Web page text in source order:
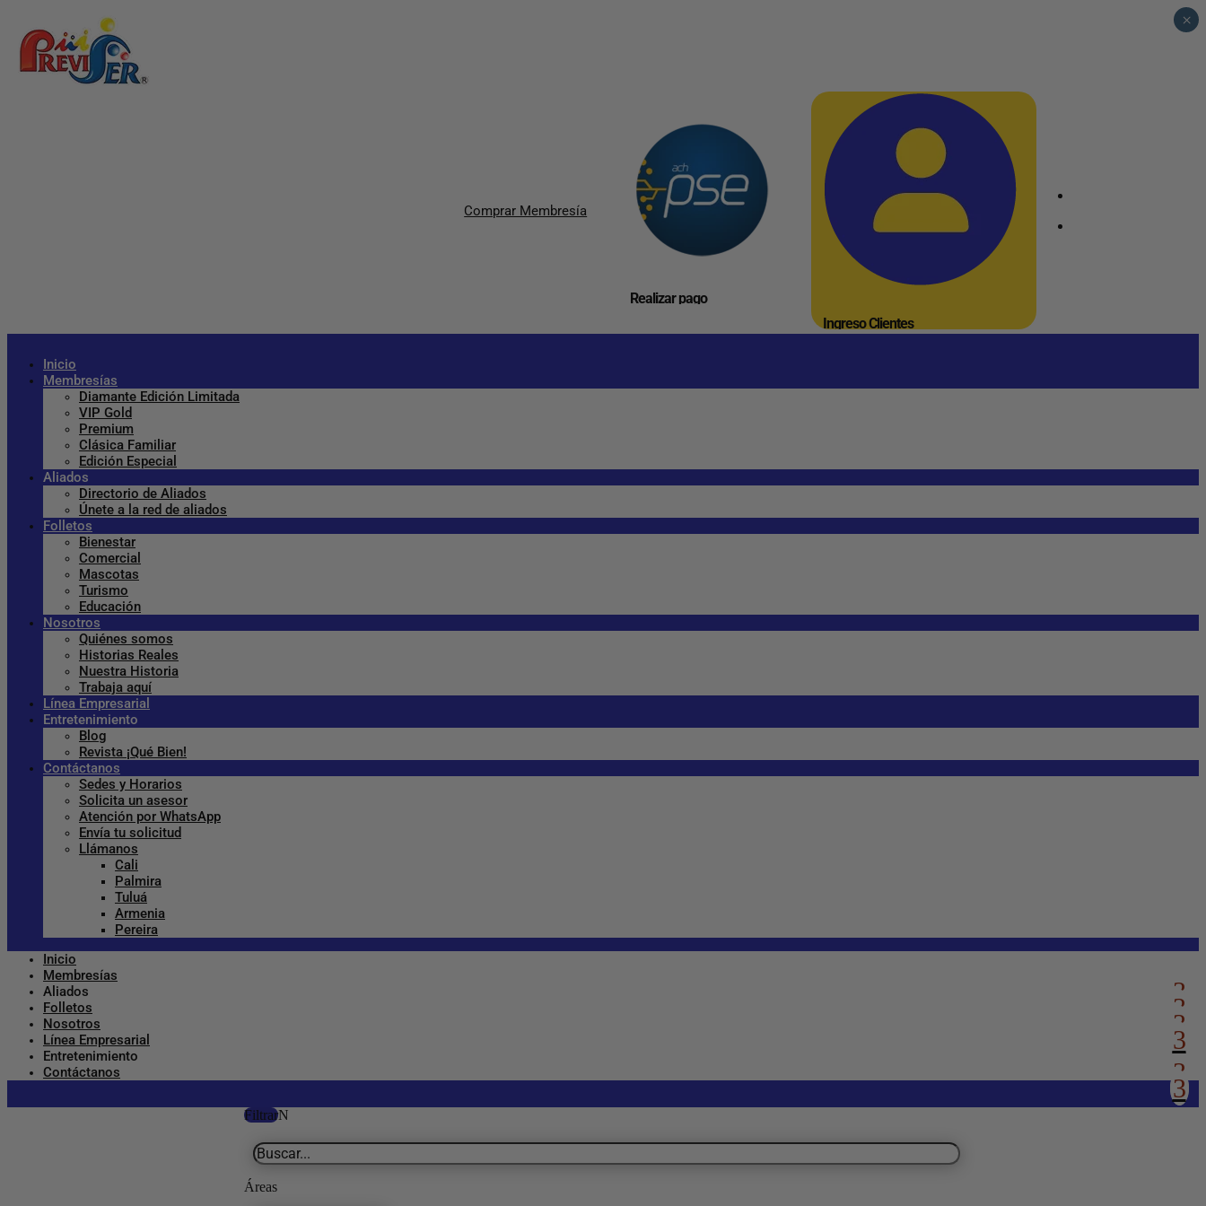
Comprar Membresía
Realizar pago
Ingreso Clientes
Inicio
Membresías
Diamante Edición Limitada
VIP Gold
Premium
Clásica Familiar
Edición Especial
Aliados
Directorio de Aliados
Únete a la red de aliados
Folletos
Bienestar
Comercial
Mascotas
Turismo
Educación
Nosotros
Quiénes somos
Historias Reales
Nuestra Historia
Trabaja aquí
Línea Empresarial
Entretenimiento
Blog
Revista ¡Qué Bien!
Contáctanos
Sedes y Horarios
Solicita un asesor
Atención por WhatsApp
Envía tu solicitud
Llámanos
Cali
Palmira
Tuluá
Armenia
Pereira
Inicio
Membresías
Aliados
Folletos
Nosotros
Línea Empresarial
Entretenimiento
Contáctanos
Filtrar
Áreas
×